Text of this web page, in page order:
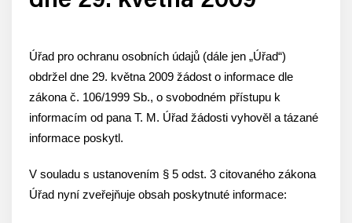
Úřad pro ochranu osobních údajů (dále jen „Úřad“)
obdržel dne 29. května 2009 žádost o informace dle
zákona č. 106/1999 Sb., o svobodném přístupu k
informacím od pana T. M. Úřad žádosti vyhověl a tázané
informace poskytl.
V souladu s ustanovením § 5 odst. 3 citovaného zákona
Úřad nyní zveřejňuje obsah poskytnuté informace: